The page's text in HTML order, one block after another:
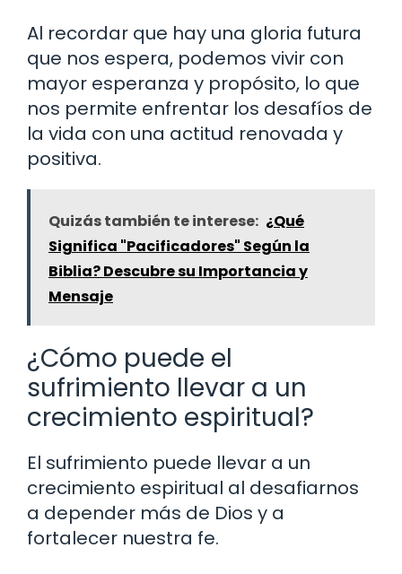
Al recordar que hay una gloria futura
que nos espera, podemos vivir con
mayor esperanza y propósito, lo que
nos permite enfrentar los desafíos de
la vida con una actitud renovada y
positiva.
Quizás también te interese: ¿Qué
Significa "Pacificadores" Según la
Biblia? Descubre su Importancia y
Mensaje
¿Cómo puede el
sufrimiento llevar a un
crecimiento espiritual?
El sufrimiento puede llevar a un
crecimiento espiritual al desafiarnos
a depender más de Dios y a
fortalecer nuestra fe.